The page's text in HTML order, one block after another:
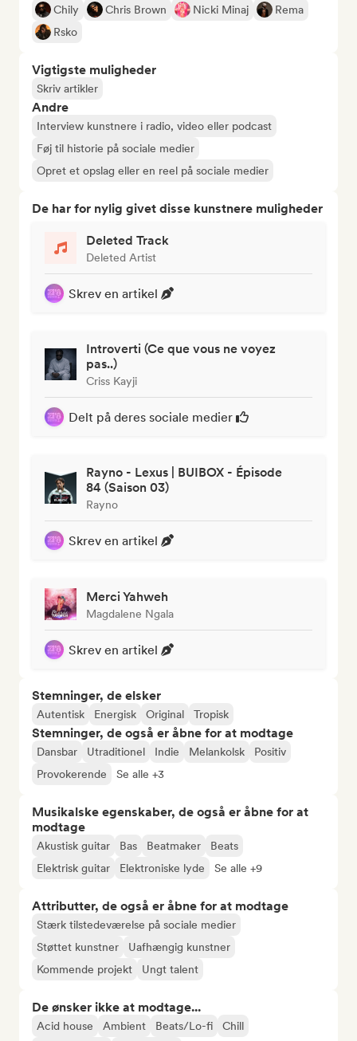
Chily
Chris Brown Nicki Minaj
Rema
Rsko
Vigtigste muligheder
Skriv artikler
Andre
Interview kunstnere i radio, video eller podcast
Føj til historie på sociale medier
Opret et opslag eller en reel på sociale medier
De har for nylig givet disse kunstnere muligheder
Deleted Track
Deleted Artist
Skrev en artikel
Introverti (Ce que vous ne voyez
pas..)
Criss Kayji
Delt på deres sociale medier
Rayno - Lexus | BUIBOX - Épisode
84 (Saison 03)
Rayno
Skrev en artikel
Merci Yahweh
Magdalene Ngala
Skrev en artikel
Stemninger, de elsker
Autentisk Energisk Original Tropisk
Stemninger, de også er åbne for at modtage
Dansbar Utraditionel Indie Melankolsk
Positiv
Provokerende
Se alle +3
Musikalske egenskaber, de også er åbne for at
modtage
Akustisk guitar Bas Beatmaker
Beats
Elektrisk guitar
Elektroniske lyde Se alle +9
Attributter, de også er åbne for at modtage
Stærk tilstedeværelse på sociale medier
Støttet kunstner
Uafhængig kunstner
Kommende projekt
Ungt talent
De ønsker ikke at modtage...
Acid house Ambient Beats/Lo-fi Chill